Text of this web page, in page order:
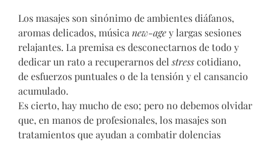
Los masajes son sinónimo de ambientes diáfanos,
aromas delicados, música new-agey largas sesiones
relajantes. La premisa es desconectarnos de todo y
dedicar un rato a recuperarnos del stresscotidiano,
de esfuerzos puntuales o de la tensión y el cansancio
acumulado.
Es cierto, hay mucho de eso; pero no debemos olvidar
que, en manos de profesionales, los masajes son
tratamientos que ayudan a combatir dolencias